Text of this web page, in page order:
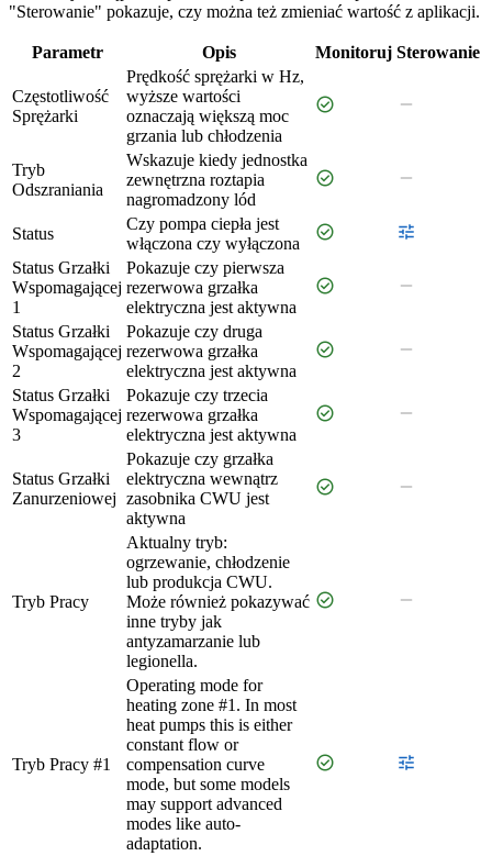
"Sterowanie" pokazuje, czy można też zmieniać wartość z aplikacji.
Parametr Opis Monitoruj Sterowanie
Częstotliwość
Sprężarki
Prędkość sprężarki w Hz,
wyższe wartości
oznaczają większą moc
grzania lub chłodzenia
check_circle remove
Tryb
Odszraniania
Wskazuje kiedy jednostka
zewnętrzna roztapia
nagromadzony lód
check_circle remove
Status
Czy pompa ciepła jest
włączona czy wyłączona
check_circle tune
Status Grzałki
Wspomagającej
1
Pokazuje czy pierwsza
rezerwowa grzałka
elektryczna jest aktywna
check_circle remove
Status Grzałki
Wspomagającej
2
Pokazuje czy druga
rezerwowa grzałka
elektryczna jest aktywna
check_circle remove
Status Grzałki
Wspomagającej
3
Pokazuje czy trzecia
rezerwowa grzałka
elektryczna jest aktywna
check_circle remove
Status Grzałki
Zanurzeniowej
Pokazuje czy grzałka
elektryczna wewnątrz
zasobnika CWU jest
aktywna
check_circle remove
Tryb Pracy
Aktualny tryb:
ogrzewanie, chłodzenie
lub produkcja CWU.
Może również pokazywać
inne tryby jak
antyzamarzanie lub
legionella.
check_circle remove
Tryb Pracy #1
Operating mode for
heating zone #1. In most
heat pumps this is either
constant flow or
compensation curve
mode, but some models
may support advanced
modes like auto-
adaptation.
check_circle tune